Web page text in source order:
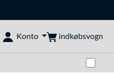
søgning
Konto indkøbsvogn